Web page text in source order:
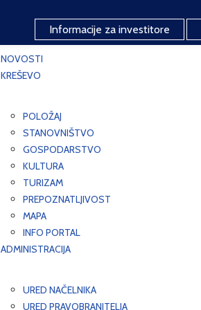
Informacije za investitore
NOVOSTI
KREŠEVO
POLOŽAJ
STANOVNIŠTVO
GOSPODARSTVO
KULTURA
TURIZAM
PREPOZNATLJIVOST
MAPA
INFO PORTAL
ADMINISTRACIJA
URED NAČELNIKA
URED PRAVOBRANITELJA